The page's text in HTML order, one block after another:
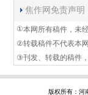
焦作网免责声明
①本网所有稿件，未
②转载稿件不代表本
③刊发、转载的稿件
版权所有：河